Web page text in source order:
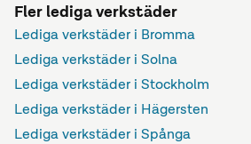
Fler lediga verkstäder
Lediga verkstäder i Bromma
Lediga verkstäder i Solna
Lediga verkstäder i Stockholm
Lediga verkstäder i Hägersten
Lediga verkstäder i Spånga